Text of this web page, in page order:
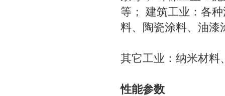
等； 建筑工业：各
料、陶瓷涂料、油漆
其它工业：纳米材料
性能参数